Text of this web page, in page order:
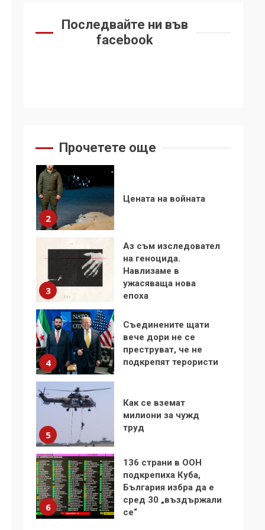
Последвайте ни във
facebook
Прочетете още
Удължаването на
1
стъпки от 1972 г.
2
Цената на войната
3
Аз съм изследовател
на геноцида.
Навлизаме в
ужасяваща нова
епоха
4
Съединените щати
вече дори не се
преструват, че не
подкрепят терористи
5
Как се вземат
милиони за чужд
труд
6
136 страни в ООН
подкрепиха Куба,
България избра да е
сред 30 „въздържали
се“